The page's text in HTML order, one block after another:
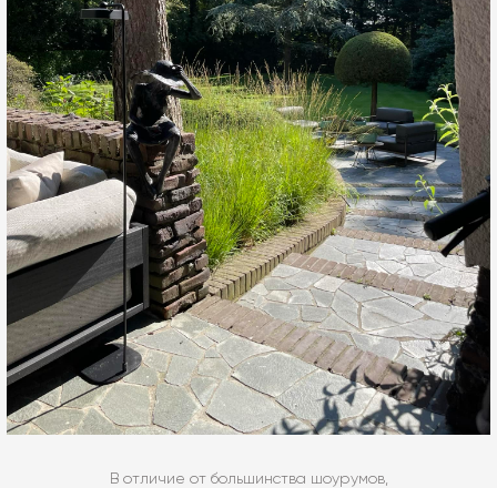
В отличие от большинства шоурумов,